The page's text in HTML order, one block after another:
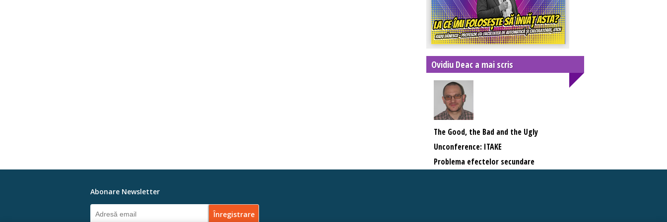
Ovidiu Deac a mai scris
The Good, the Bad and the Ugly
Unconference: ITAKE
Problema efectelor secundare
Abonare Newsletter